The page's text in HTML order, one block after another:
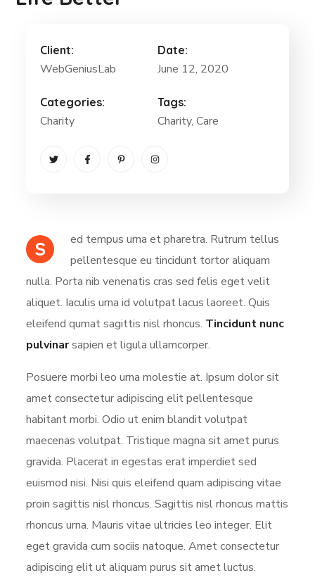
S
ed tempus urna et pharetra. Rutrum tellus
pellentesque eu tincidunt tortor aliquam
nulla. Porta nib venenatis cras sed felis eget velit
aliquet. Iaculis urna id volutpat lacus laoreet. Quis
eleifend qumat sagittis nisl rhoncus. Tincidunt nunc
pulvinarsapien et ligula ullamcorper.
Posuere morbi leo urna molestie at. Ipsum dolor sit
amet consectetur adipiscing elit pellentesque
habitant morbi. Odio ut enim blandit volutpat
maecenas volutpat. Tristique magna sit amet purus
gravida. Placerat in egestas erat imperdiet sed
euismod nisi. Nisi quis eleifend quam adipiscing vitae
proin sagittis nisl rhoncus. Sagittis nisl rhoncus mattis
rhoncus urna. Mauris vitae ultricies leo integer. Elit
eget gravida cum sociis natoque. Amet consectetur
adipiscing elit ut aliquam purus sit amet luctus.
Client:
WebGeniusLab
Date:
June 12, 2020
Categories:
Charity
Tags:
Charity, Care